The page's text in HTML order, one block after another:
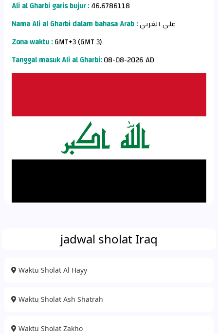
Ali al Gharbi garis bujur :46.6786118
Nama Ali al Gharbi dalam bahasa Arab :علي الغربي
Zona waktu :GMT+3 (GMT 3)
Tanggal masuk Ali al Gharbi:08-08-2026 AD
jadwal sholat Iraq
Waktu Sholat Al Hayy
Waktu Sholat Ash Shatrah
Waktu Sholat Zakho